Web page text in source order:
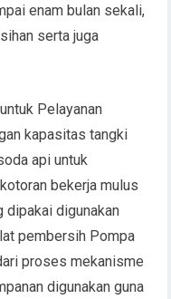
enam bulan sekali,
serta juga
Pelayanan
kapasitas tangki
api untuk
bekerja mulus
dipakai digunakan
pembersih Pompa
proses mekanisme
digunakan guna